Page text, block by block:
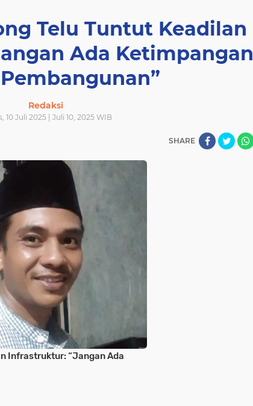
Telu Tuntut Keadilan
Ada Ketimpangan
Redaksi
10 Juli 2025 | Juli 10, 2025 WIB
SHARE
Infrastruktur: “Jangan Ada